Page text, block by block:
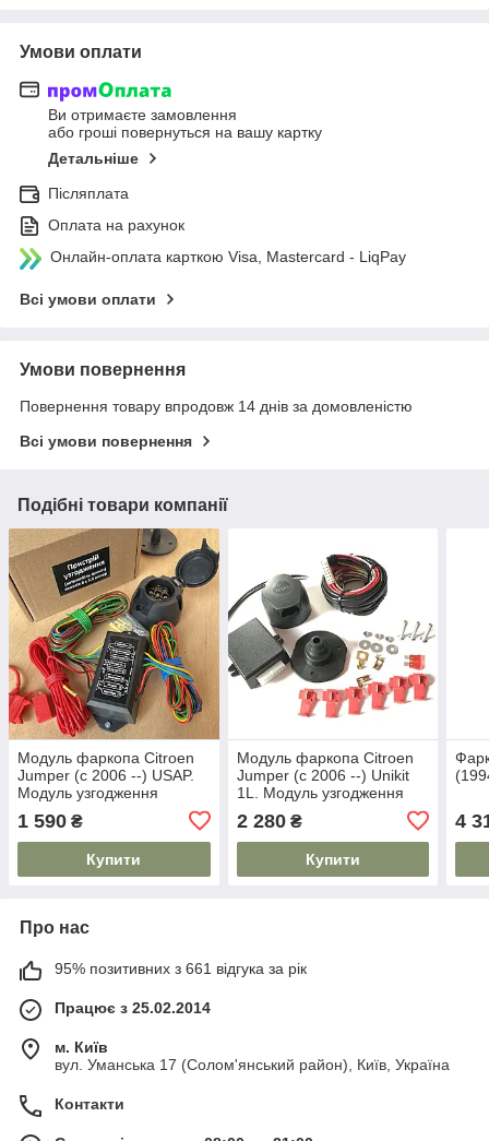
Умови оплати
Ви отримаєте замовлення
або гроші повернуться на вашу картку
Детальніше
Післяплата
Оплата на рахунок
Онлайн-оплата карткою Visa, Mastercard - LiqPay
Всі умови оплати
Умови повернення
Повернення товару впродовж 14 днів за домовленістю
Всі умови повернення
Подібні товари компанії
Модуль фаркопа Citroen
Jumper (c 2006 --) USAP.
Модуль узгодження
1 590 ₴
Купити
Модуль фаркопа Citroen
Jumper (c 2006 --) Unikit
1L. Модуль узгодження
2 280₴
Купити
4
Про нас
95% позитивних з 661 відгука за рік
Працює з 25.02.2014
м. Київ
вул. Уманська 17 (Солом'янський район), Київ, Україна
Контакти